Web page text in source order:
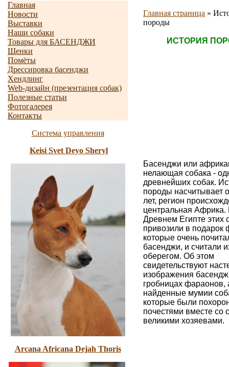
Главная
Новости
Выставки
Наши собаки
Товары для БАСЕНДЖИ
Щенки
Помёты
Дрессировка басенджи
Хендлинг
Web-дизайн (презентация собак)
Полезные статьи
Фотогалерея
Контакты
Система управления
Keisi Svet Deyo Sheryl
Arcana Africana Dejah Thoris
Главная страница »
породы
ИСТОРИЯ
Басенджи или
нелающая собака -
древнейших собак.
породы насчитывает
лет, регион
центральная Африка.
Древнем Египте этих
привозили в подарок
которые очень
басенджи, и считали
оберегом. Об этом
свидетельствуют
изображения
гробницах фараонов,
найденные мумии
которые были
почестями вместе со
великими хозяевами.